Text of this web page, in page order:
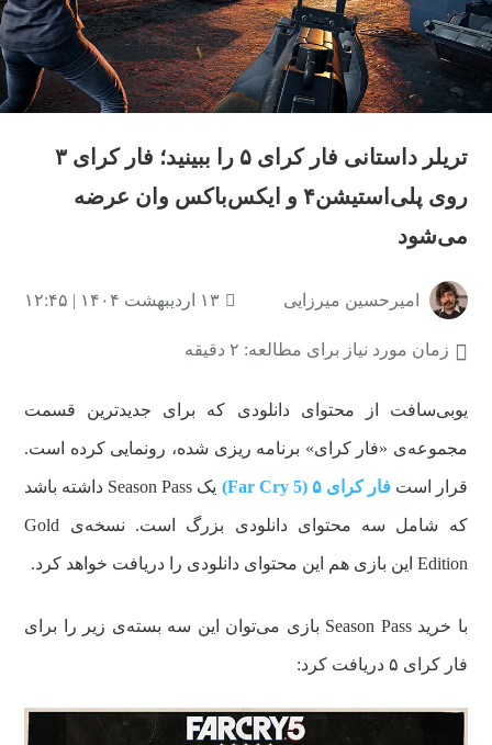
تریلر داستانی فار کرای ۵ را ببینید؛ فار کرای ۳
روی پلی‌استیشن۴ و ایکس‌باکس وان عرضه
می‌شود
امیرحسین میرزایی ۱۳ اردیبهشت ۱۴۰۴ | ۱۲:۴۵
زمان مورد نیاز برای مطالعه: ۲ دقیقه
یوبی‌سافت از محتوای دانلودی که برای جدیدترین قسمت
مجموعه‌ی «فار کرای» برنامه ریزی شده، رونمایی کرده است.
قرار استفار کرای ۵ (Far Cry 5) یک Season Pass داشته باشد
که شامل سه محتوای دانلودی بزرگ است. نسخه‌ی Gold
Edition این بازی هم این محتوای دانلودی را دریافت خواهد کرد.
با خرید Season Pass بازی می‌توان این سه بسته‌ی زیر را برای
فار کرای ۵ دریافت کرد: